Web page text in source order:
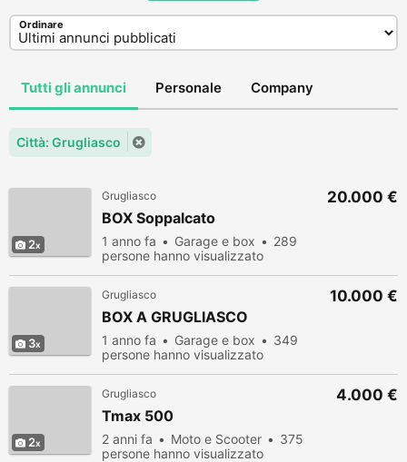
Ordinare
Tutti gli annunci Personale Company
Città: Grugliasco
2
Grugliasco
BOX Soppalcato
1 anno fa Garage e box
289
persone hanno visualizzato
20.000 €
3
Grugliasco
BOX A GRUGLIASCO
1 anno fa Garage e box
349
persone hanno visualizzato
10.000 €
2
Grugliasco
Tmax 500
2 anni fa Moto e Scooter
375
persone hanno visualizzato
4.000 €